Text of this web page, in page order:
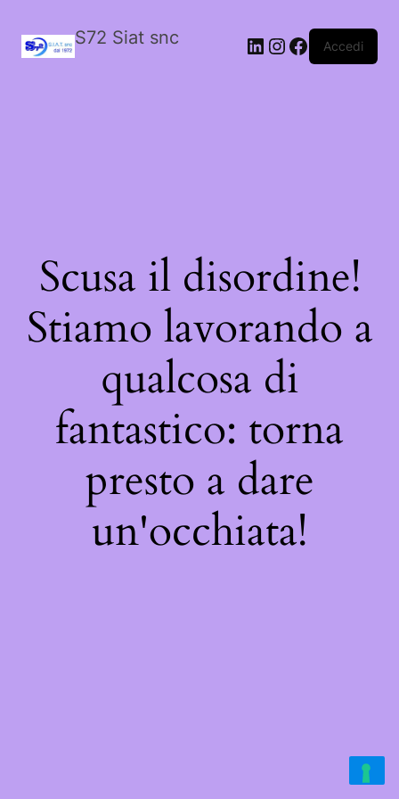
S72 Siat snc LinkedIn
Instagram
Facebook
Accedi
Scusa il disordine!
Stiamo lavorando a
qualcosa di
fantastico: torna
presto a dare
un'occhiata!